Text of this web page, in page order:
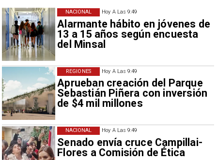
Hoy A Las 9:49
Alarmante hábito en jóvenes de
13 a 15 años según encuesta
del Minsal
NACIONAL
Hoy A Las 9:49
Aprueban creación del Parque
Sebastián Piñera con inversión
de $4 mil millones
REGIONES
Hoy A Las 9:49
Senado envía cruce Campillai-
Flores a Comisión de Ética
NACIONAL